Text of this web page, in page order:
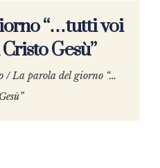
“…tutti voi
Gesù”
/La parola del giorno “…